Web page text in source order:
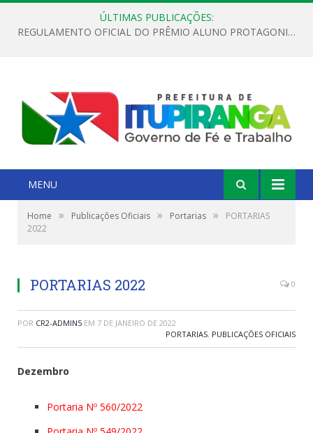
ÚLTIMAS PUBLICAÇÕES:
REGULAMENTO OFICIAL DO PRÊMIO ALUNO PROTAGONISTA – EDIÇÃO 2026
MENU
Home » Publicações Oficiais » Portarias »
PORTARIAS
2022
PORTARIAS 2022 0
POR CR2-ADMIN5 EM 7 DE JANEIRO DE 2022
PORTARIAS, PUBLICAÇÕES OFICIAIS
Dezembro
Portaria Nº 560/2022